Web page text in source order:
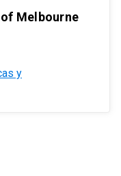
Melbourne
y